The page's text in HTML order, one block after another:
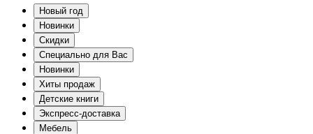
Новый год
Новинки
Скидки
Специально для Вас
Новинки
Хиты продаж
Детские книги
Экспресс-доставка
Мебель